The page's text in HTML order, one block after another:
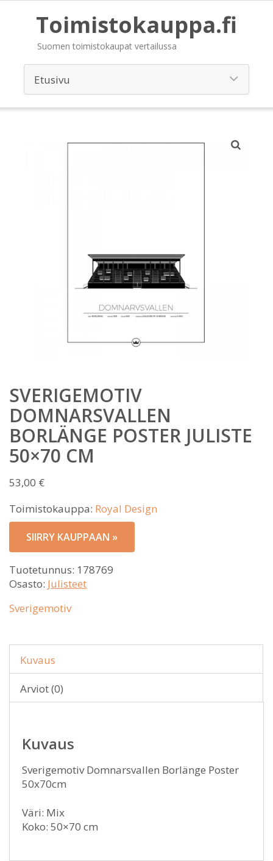
Toimistokauppa.fi
Suomen toimistokaupat vertailussa
SVERIGEMOTIV
DOMNARSVALLEN
BORLÄNGE POSTER JULISTE
50×70 CM
53,00 €
Toimistokauppa: Royal Design
SIIRRY KAUPPAAN »
Tuotetunnus: 178769
Osasto: Julisteet
Sverigemotiv
Kuvaus
Arviot (0)
Kuvaus
Sverigemotiv Domnarsvallen Borlänge Poster
50x70cm
Väri: Mix
Koko: 50×70 cm